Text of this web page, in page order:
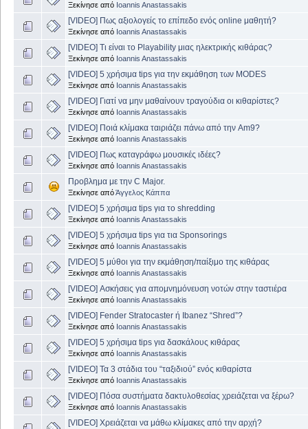
Ξεκίνησε από Ioannis Anastassakis
[VIDEO] Πως αξιολογείς το επίπεδο ενός online μαθητή?
Ξεκίνησε από Ioannis Anastassakis
[VIDEO] Τι είναι το Playability μιας ηλεκτρικής κιθάρας?
Ξεκίνησε από Ioannis Anastassakis
[VIDEO] 5 χρήσιμα tips για την εκμάθηση των MODES
Ξεκίνησε από Ioannis Anastassakis
[VIDEO] Γιατί να μην μαθαίνουν τραγούδια οι κιθαρίστες?
Ξεκίνησε από Ioannis Anastassakis
[VIDEO] Ποιά κλίμακα ταιριάζει πάνω από την Am9?
Ξεκίνησε από Ioannis Anastassakis
[VIDEO] Πως καταγράφω μουσικές ιδέες?
Ξεκίνησε από Ioannis Anastassakis
Προβλημα με την C Major.
Ξεκίνησε απόΆγγελος Κάππα
[VIDEO] 5 χρήσιμα tips για το shredding
Ξεκίνησε από Ioannis Anastassakis
[VIDEO] 5 χρήσιμα tips για τια Sponsorings
Ξεκίνησε από Ioannis Anastassakis
[VIDEO] 5 μύθοι για την εκμάθηση/παίξιμο της κιθάρας
Ξεκίνησε από Ioannis Anastassakis
[VIDEO] Ασκήσεις για απομνημόνευση νοτών στην ταστιέρα
Ξεκίνησε από Ioannis Anastassakis
[VIDEO] Fender Stratocaster ή Ibanez “Shred”?
Ξεκίνησε από Ioannis Anastassakis
[VIDEO] 5 χρήσιμα tips για δασκάλους κιθάρας
Ξεκίνησε από Ioannis Anastassakis
[VIDEO] Τα 3 στάδια του “ταξιδιού” ενός κιθαρίστα
Ξεκίνησε από Ioannis Anastassakis
[VIDEO] Πόσα συστήματα δακτυλοθεσίας χρειάζεται να ξέρω?
Ξεκίνησε από Ioannis Anastassakis
[VIDEO] Χρειάζεται να μάθω κλίμακες από την αρχή?